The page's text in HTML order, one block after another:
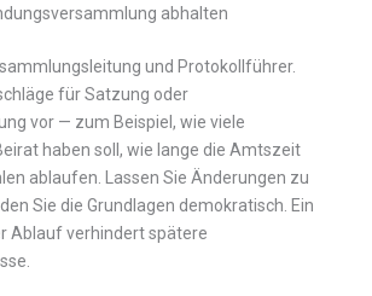
abhalten
und Protokollführer.
für Satzung oder
vor — zum Beispiel, wie viele
haben soll, wie lange die Amtszeit
ablaufen. Lassen Sie Änderungen zu
Sie die Grundlagen demokratisch. Ein
Ablauf verhindert spätere